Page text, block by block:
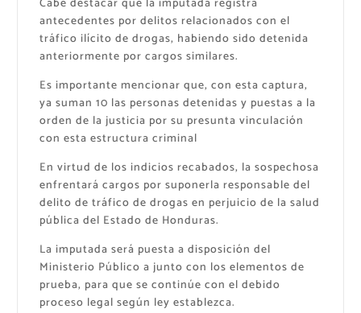
antecedentes por delitos relacionados con el
tráfico ilícito de drogas, habiendo sido detenida
anteriormente por cargos similares.
Es importante mencionar que, con esta captura,
ya suman 10 las personas detenidas y puestas a la
orden de la justicia por su presunta vinculación
con esta estructura criminal
En virtud de los indicios recabados, la sospechosa
enfrentará cargos por suponerla responsable del
delito de tráfico de drogas en perjuicio de la salud
pública del Estado de Honduras.
La imputada será puesta a disposición del
Ministerio Público a junto con los elementos de
prueba, para que se continúe con el debido
proceso legal según ley establezca.